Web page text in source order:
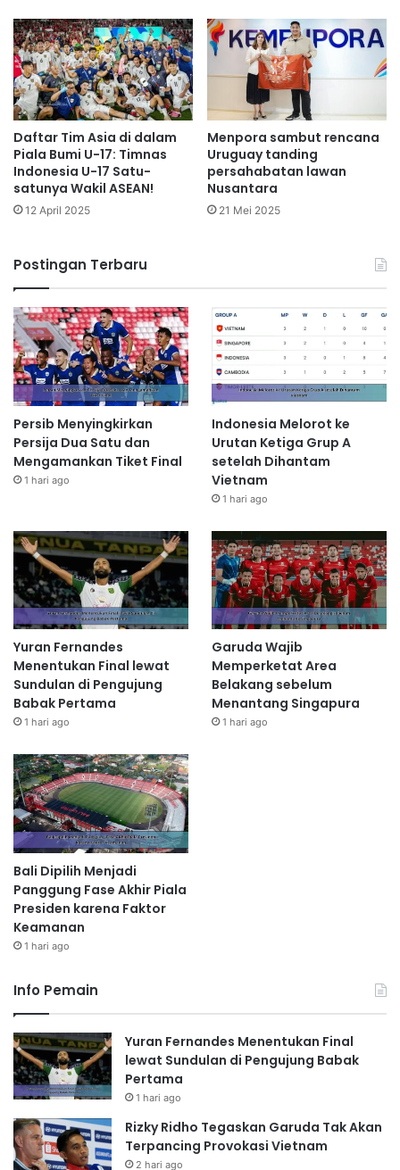
Daftar Tim Asia di dalam
Piala Bumi U-17: Timnas
Indonesia U-17 Satu-
satunya Wakil ASEAN!
12 April 2025
Menpora sambut rencana
Uruguay tanding
persahabatan lawan
Nusantara
21 Mei 2025
Postingan Terbaru
Persib Menyingkirkan
Persija Dua Satu dan
Mengamankan Tiket Final
1 hari ago
Indonesia Melorot ke
Urutan Ketiga Grup A
setelah Dihantam
Vietnam
1 hari ago
Yuran Fernandes
Menentukan Final lewat
Sundulan di Pengujung
Babak Pertama
1 hari ago
Garuda Wajib
Memperketat Area
Belakang sebelum
Menantang Singapura
1 hari ago
Bali Dipilih Menjadi
Panggung Fase Akhir Piala
Presiden karena Faktor
Keamanan
1 hari ago
Info Pemain
Yuran Fernandes Menentukan Final
lewat Sundulan di Pengujung Babak
Pertama
1 hari ago
Rizky Ridho Tegaskan Garuda Tak Akan
Terpancing Provokasi Vietnam
2 hari ago